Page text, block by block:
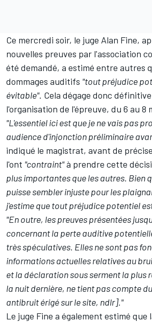
Ce mercredi soir, le juge Alan Fine,
nouvelles preuves par l'association
été demandé, a estimé entre autres
dommages auditifs "tout préjudice
évitable". Cela dégage donc
l'organisation de l'épreuve, du 6 au 8
"L'essentiel ici est que je ne vais pas
audience d'injonction préliminaire
indiqué le magistrat, avant de
l'ont "contraint"à prendre cette
plus importantes que les autres. Bien
puisse sembler injuste pour les
j'estime que tout préjudice potentiel
"En outre, les preuves présentées
concernant la perte auditive
très spéculatives. Elles ne sont pas
informations actuelles relatives au
et la déclaration sous serment la plus
la nuit dernière, ne tient pas compte
antibruit érigé sur le site, ndlr]."
Le juge Fine a également estimé